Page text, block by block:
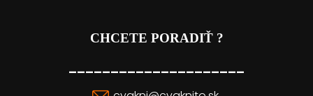
CHCETE PORADIŤ ?
_____________________